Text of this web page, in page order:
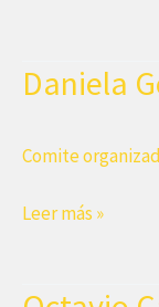
Daniela
Comite
Daniela
Leer más »